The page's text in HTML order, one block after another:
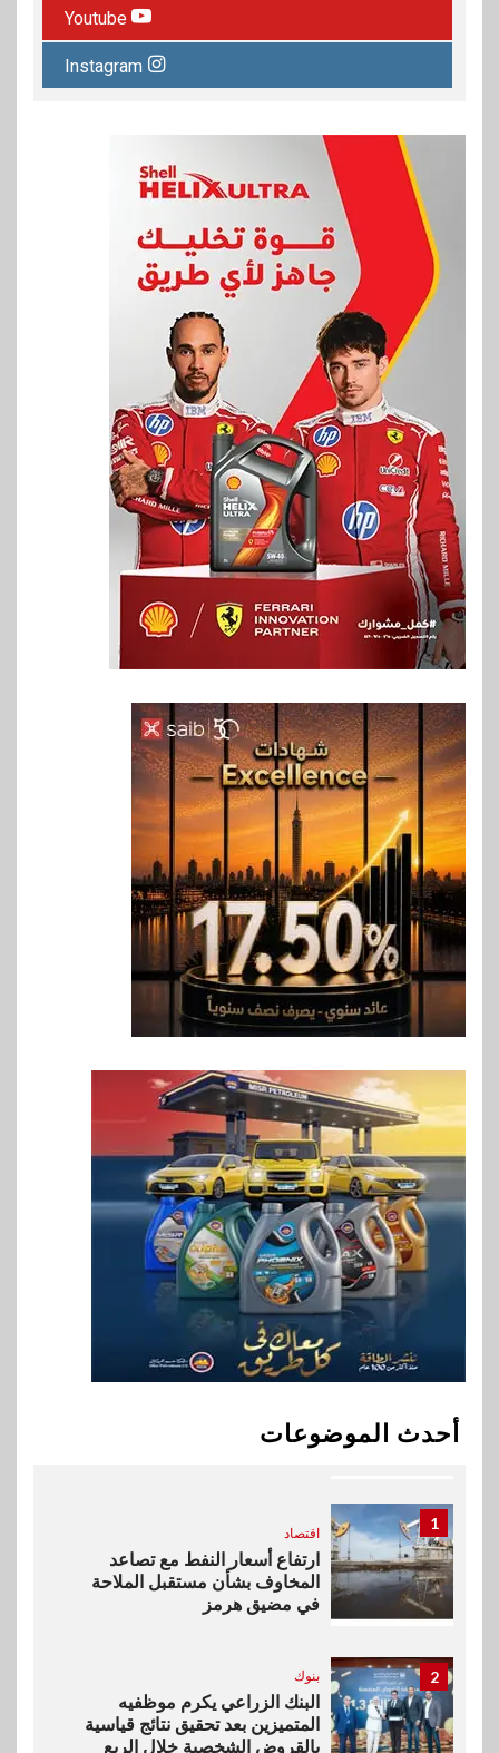
Youtube
Instagram
أحدث الموضوعات
6
بنوك
بنك QNB مصر يعزز جاهزية
المشروعات الصغيرة والمتوسطة
للنمو والتوسع
7 اخبار
فيكسد مصر و”حلول” تتشاركان
في تطوير أول منصة للسياحة
الصحية في مصر والشرق الأوسط
وأفريقيا Tour4Cure
8
سوق وصلة
هواوي: هاتف nova 15
Max بطارية ضخمة وتصميم متين
جهازًا مثاليًا للشباب
9 اقتصاد
إي اف چي فاينانس تستعرض
خطط نمو «بلد» لتعزيز حضورها
في سوق تحويلات المصريين
بالخارج
بيان توضيحي صادر عن شركة
ناتجاس
1
اقتصاد
ارتفاع أسعار النفط مع تصاعد
المخاوف بشأن مستقبل الملاحة
في مضيق هرمز
2 بنوك
البنك الزراعي يكرم موظفيه
المتميزين بعد تحقيق نتائج قياسية
بالقروض الشخصية خلال الربع